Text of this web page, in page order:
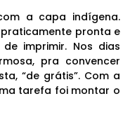
a capa indígena.
pronta e
imprimir. Nos dias
pra convencer
“de grátis”. Com a
tarefa foi montar o